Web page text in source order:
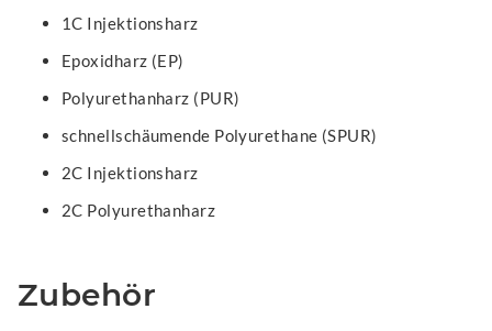
1C Injektionsharz
Epoxidharz (EP)
Polyurethanharz (PUR)
schnellschäumende Polyurethane (SPUR)
2C Injektionsharz
2C Polyurethanharz
Zubehör